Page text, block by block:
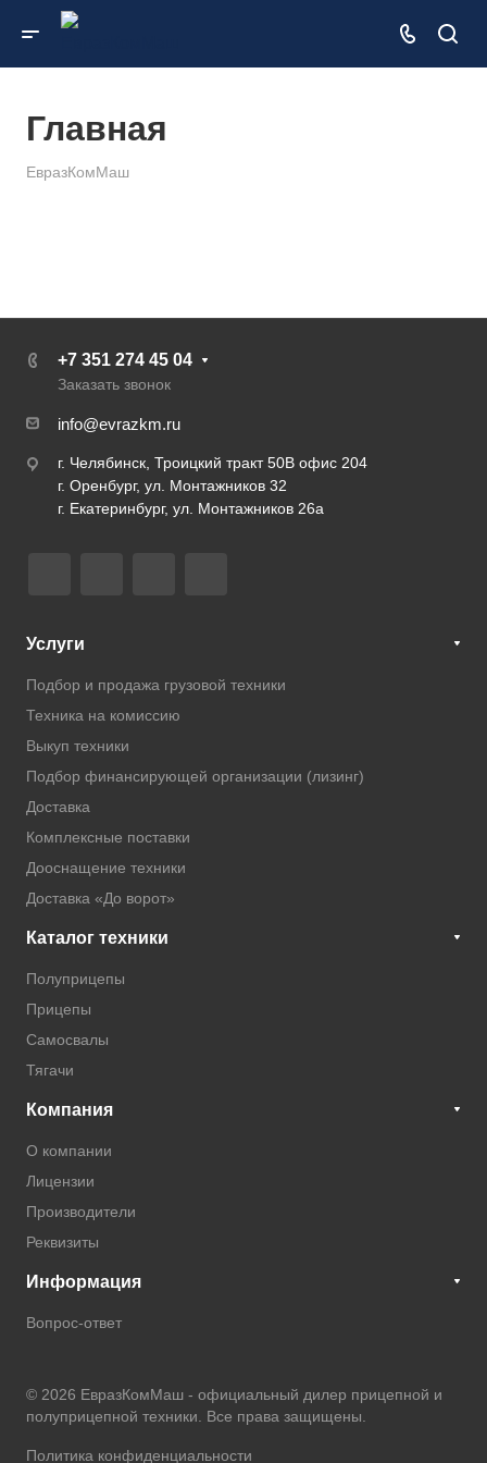
Главная
ЕвразКомМаш
+7 351 274 45 04
Заказать звонок
info@evrazkm.ru
г. Челябинск, Троицкий тракт 50В офис 204
г. Оренбург, ул. Монтажников 32
г. Екатеринбург, ул. Монтажников 26а
Услуги
Подбор и продажа грузовой техники
Техника на комиссию
Выкуп техники
Подбор финансирующей организации (лизинг)
Доставка
Комплексные поставки
Дооснащение техники
Доставка «До ворот»
Каталог техники
Полуприцепы
Прицепы
Самосвалы
Тягачи
Компания
О компании
Лицензии
Производители
Реквизиты
Информация
Вопрос-ответ
© 2026 ЕвразКомМаш - официальный дилер прицепной и
полуприцепной техники . Все права защищены.
Политика конфиденциальности